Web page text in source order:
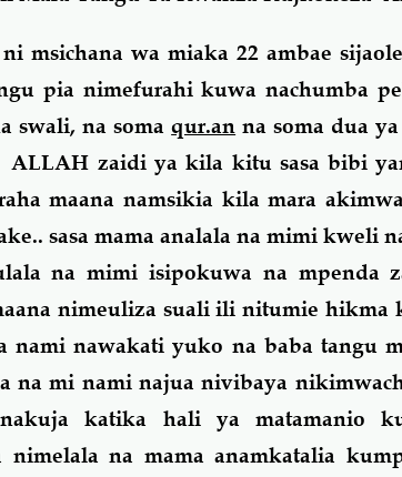
msichana wa miaka 22 ambae
pia nimefurahi kuwa nachumba
swali, na somaqur.an na soma dua
ALLAH zaidi ya kila kitu sasa bibi
maana namsikia kila mara
sasa mama analala na mimi kweli
na mimi isipokuwa na mpenda
nimeuliza suali ili nitumie hikma
nami nawakati yuko na baba tangu
na mi nami najua nivibaya
katika hali ya matamanio
nimelala na mama anamkatalia